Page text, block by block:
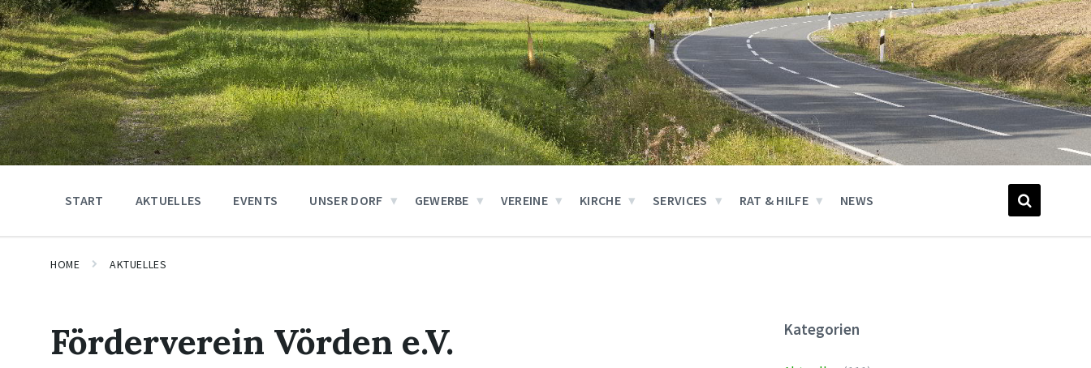
START AKTUELLES EVENTS UNSER DORF GEWERBE VEREINE KIRCHE SERVICES RAT & HILFE NEWS
HOME AKTUELLES
Förderverein Vörden e.V. Kategorien